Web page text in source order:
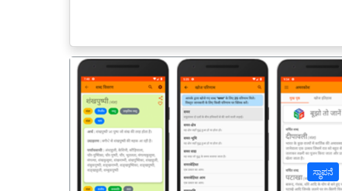
ಸ್ಥಾಪನೆ
पिछला